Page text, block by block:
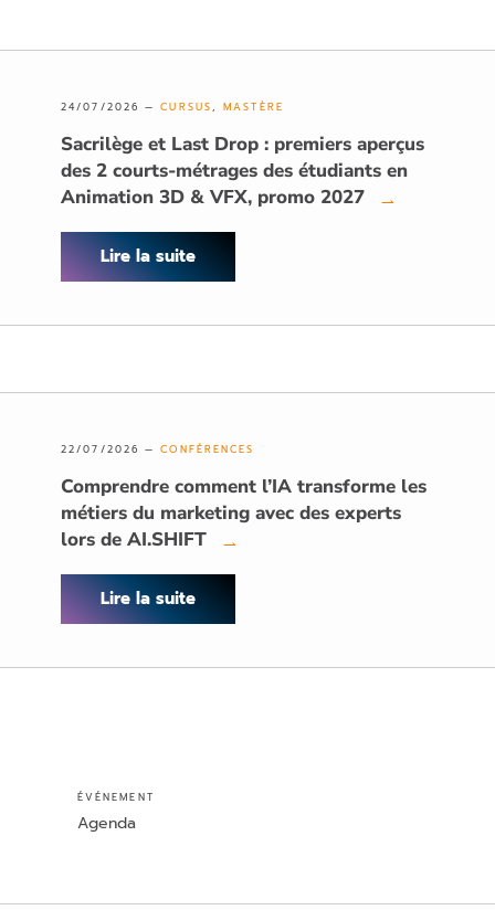
24/07/2026 —CURSUS,MASTÈRE
Sacrilège et Last Drop : premiers aperçus
des 2 courts-métrages des étudiants en
Animation 3D & VFX, promo 2027
→
Lire la suite
22/07/2026 —CONFÉRENCES
Comprendre comment l’IA transforme les
métiers du marketing avec des experts
lors de AI.SHIFT
→
Lire la suite
ÉVÉNEMENT
Agenda